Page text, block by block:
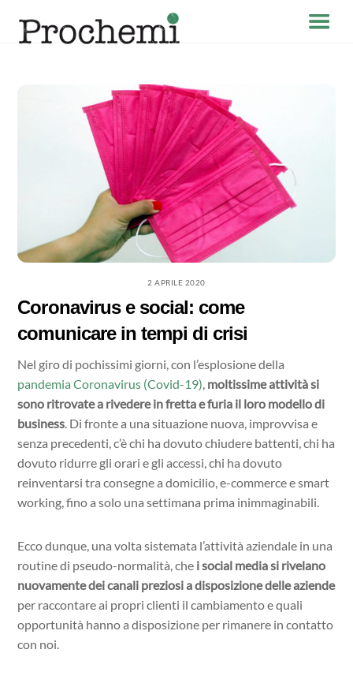
content
Menu
2 APRILE 2020
Coronavirus e social: come
comunicare in tempi di crisi
Nel giro di pochissimi giorni, con l’esplosione della
pandemia Coronavirus (Covid-19) moltissime attività si
sono ritrovate a rivedere in fretta e furia il loro modello di
business . Di fronte a una situazione nuova, improvvisa e
senza precedenti, c’è chi ha dovuto chiudere battenti, chi ha
dovuto ridurre gli orari e gli accessi, chi ha dovuto
reinventarsi tra consegne a domicilio, e-commerce e smart
working, fino a solo una settimana prima inimmaginabili.
Ecco dunque, una volta sistemata l’attività aziendale in una
routine di pseudo-normalità, che i social media si rivelano
nuovamente dei canali preziosi a disposizione delle aziende
per raccontare ai propri clienti il cambiamento e quali
opportunità hanno a disposizione per rimanere in contatto
con noi.